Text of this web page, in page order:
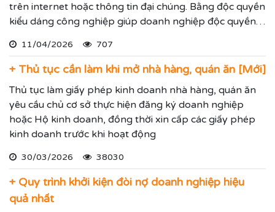
trên internet hoặc thông tin đại chúng. Bằng độc quyền
kiểu dáng công nghiệp giúp doanh nghiệp độc quyền
hạn đến 15 năm.
11/04/2026 707
+ Thủ tục cần làm khi mở nhà hàng, quán ăn [Mới]
Thủ tục làm giấy phép kinh doanh nhà hàng, quán ăn
yêu cầu chủ cơ sở thực hiện đăng ký doanh nghiệp
hoặc Hộ kinh doanh, đồng thời xin cấp các giấy phép
kinh doanh trước khi hoạt động
30/03/2026 38030
+ Quy trình khởi kiện đòi nợ doanh nghiệp hiệu
quả nhất